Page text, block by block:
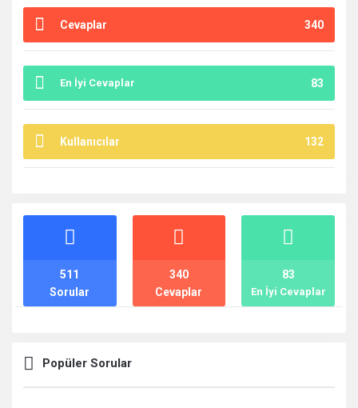
Cevaplar 340
En İyi Cevaplar 83
Kullanıcılar 132
İstatistikler
Sorular
511
Cevaplar
340
En İyi Cevaplar
83
Popüler Sorular